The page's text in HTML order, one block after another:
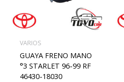
VARIOS
GUAYA FRENO MANO
°3 STARLET 96-99 RF
46430-18030